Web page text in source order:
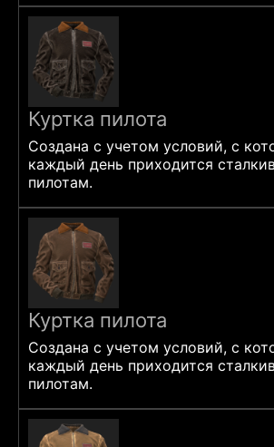
Куртка пилота
Создана с учетом условий, с
каждый день приходится
пилотам.
Куртка пилота
Создана с учетом условий, с
каждый день приходится
пилотам.